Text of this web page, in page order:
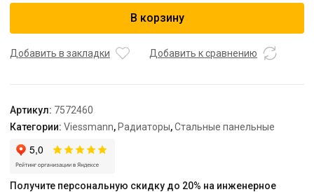
Радиатор
33
500
(Viessmann)
универсальный
В корзину
Добавить в закладки Добавить к сравнению
Артикул: 7572460
Категории: Viessmann,Радиаторы,Стальные панельные
Получите персональную скидку до 20% на инженерное